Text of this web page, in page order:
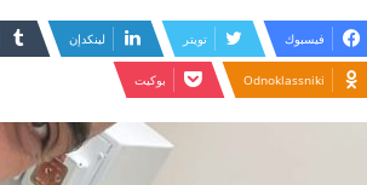
فيسبوك تويتر لينكدإن
Odnoklassniki بوكيت